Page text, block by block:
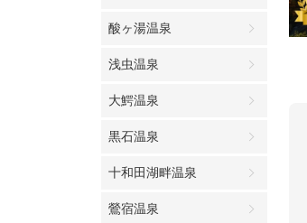
酸ヶ湯温泉
浅虫温泉
大鰐温泉
黒石温泉
十和田湖畔温泉
鶯宿温泉